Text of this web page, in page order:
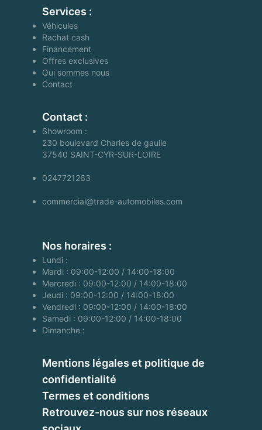
Services :
Véhicules
Rachat cash
Financement
Offres exclusives
Qui sommes nous
Contact
Contact :
Showroom :
230 boulevard Charles de gaulle
37540 SAINT-CYR-SUR-LOIRE
0247721263
commercial@trade-automobiles.com
Nos horaires :
Lundi :
Mardi : 09:00-12:00 / 14:00-18:00
Mercredi : 09:00-12:00 / 14:00-18:00
Jeudi : 09:00-12:00 / 14:00-18:00
Vendredi : 09:00-12:00 / 14:00-18:00
Samedi : 09:00-12:00 / 14:00-18:00
Dimanche :
Mentions légales et politique de
confidentialité
Termes et conditions
Retrouvez-nous sur nos réseaux